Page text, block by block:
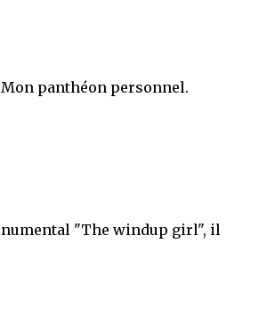
panthéon personnel.
"The windup girl", il